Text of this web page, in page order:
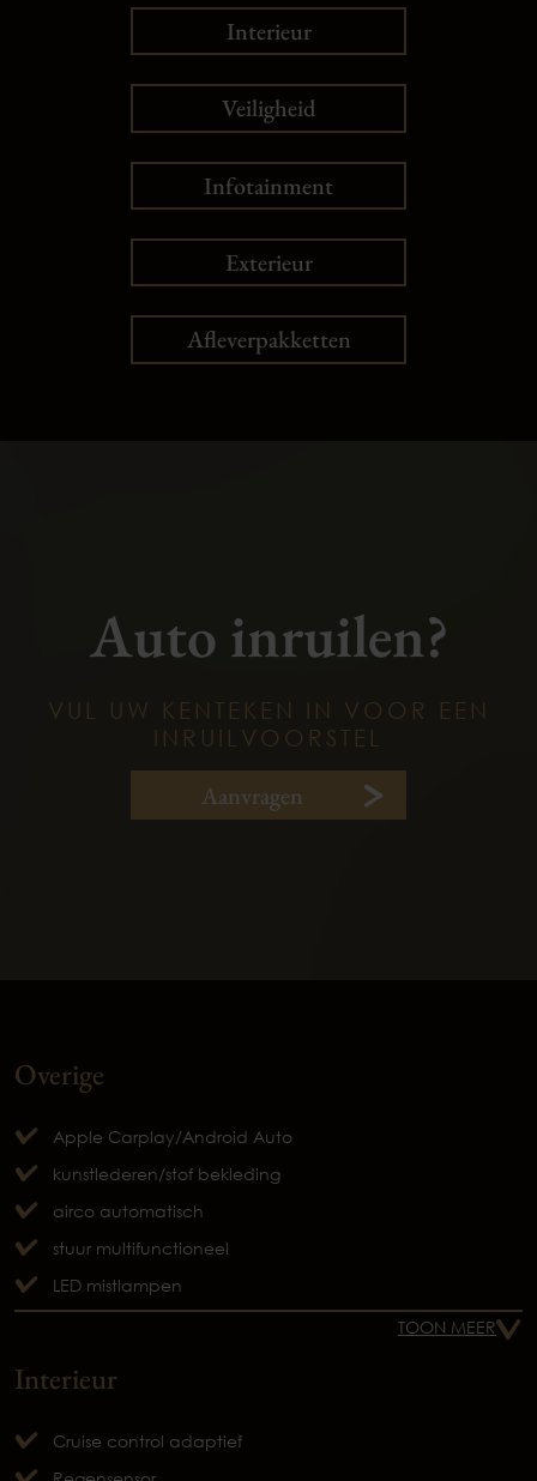
Interieur
Veiligheid
Infotainment
Exterieur
Afleverpakketten
Auto inruilen?
VUL UW KENTEKEN IN VOOR EEN
INRUILVOORSTEL
Aanvragen
Overige
Apple Carplay/Android Auto
kunstlederen/stof bekleding
airco automatisch
stuur multifunctioneel
LED mistlampen
TOON MEER
Interieur
Cruise control adaptief